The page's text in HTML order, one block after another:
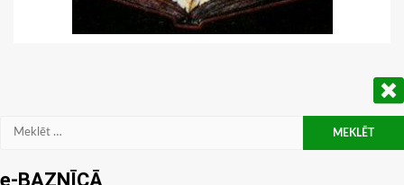
Meklēt:
e-BAZNĪCĀ